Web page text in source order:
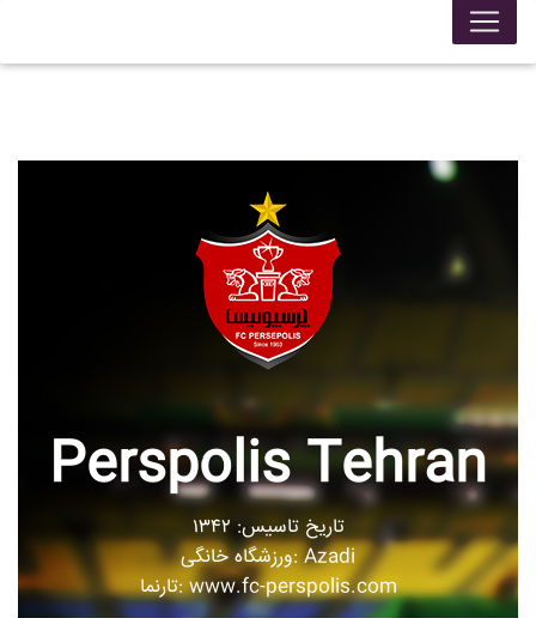
Perspolis Tehran
تاریخ تاسیس: ۱۳۴۲
ورزشگاه خانگی: Azadi
تارنما: www.fc-perspolis.com